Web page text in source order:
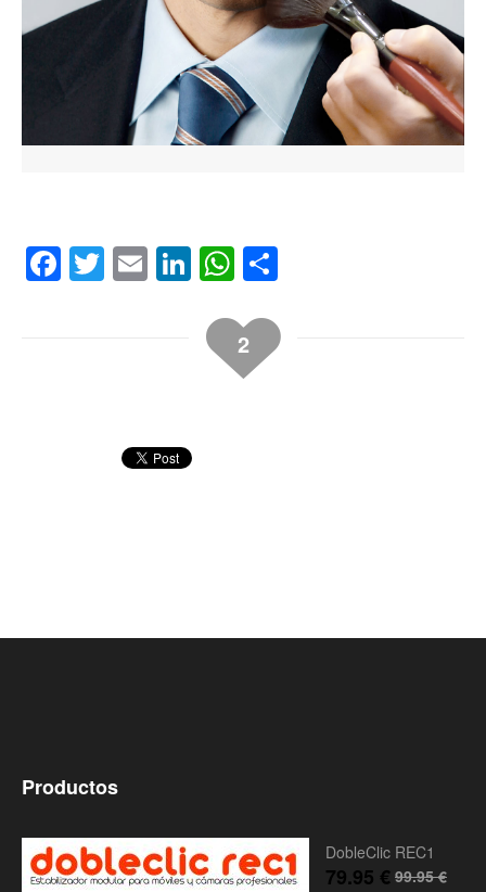
Facebook
Twitter
EmailLinkedIn
WhatsApp
2
Productos
DobleClic REC1
99.95€
79.95 €